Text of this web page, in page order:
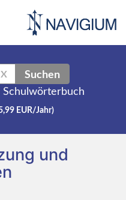
X Suchen
Schulwörterbuch
EUR/Jahr)
und